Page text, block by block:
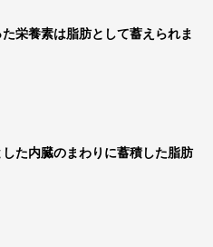
栄養素は脂肪として蓄えられま
た内臓のまわりに蓄積した脂肪